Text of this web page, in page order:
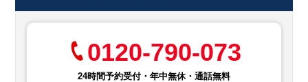
0120-790-073
24時間予約受付・年中無休・通話無料